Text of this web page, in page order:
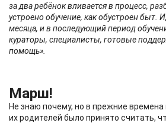
за два ребёнок вливается в процесс,
устроено обучение, как обустроен быт.
месяца, и в последующий период
кураторы, специалисты, готовые
помощь».
Марш!
Не знаю почему, но в прежние
их родителей было принято считать,